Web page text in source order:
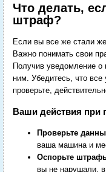
Что делать,
штраф?
Если вы все же стали
Важно понимать свои
Получив уведомление о
ним. Убедитесь, что все
проверьте,
Ваши действия при
Проверьте
ваша машина и
Оспорьте
вы не нарушали,